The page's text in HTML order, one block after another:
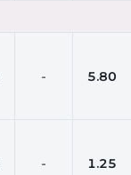
- 5.80
- 1.25